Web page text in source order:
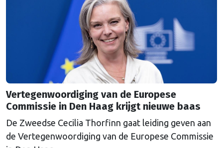
Vertegenwoordiging van de Europese
Commissie in Den Haag krijgt nieuwe baas
De Zweedse Cecilia Thorfinn gaat leiding geven aan
de Vertegenwoordiging van de Europese Commissie